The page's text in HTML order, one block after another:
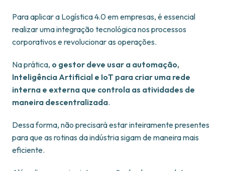
Para aplicar a Logística 4.0 em empresas, é essencial
realizar uma integração tecnológica nos processos
corporativos e revolucionar as operações.
Na prática, o gestor deve usar a automação,
Inteligência Artificial e IoT para criar uma rede
interna e externa que controla as atividades de
maneira descentralizada.
Dessa forma, não precisará estar inteiramente presentes
para que as rotinas da indústria sigam de maneira mais
eficiente.